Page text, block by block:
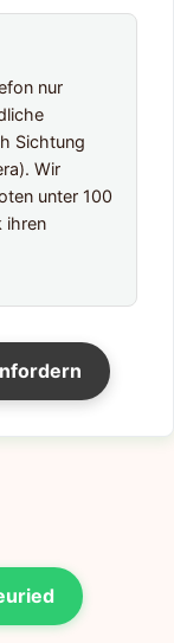
nur
Sichtung
Wir
unter 100
ihren